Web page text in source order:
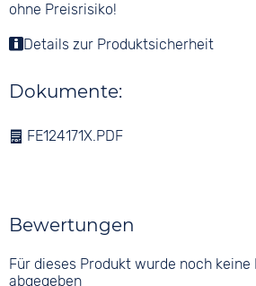
ohne Preisrisiko!
Details zur Produktsicherheit
Dokumente:
FE124171X.PDF
Bewertungen
Für dieses Produkt wurde noch keine
abgegeben